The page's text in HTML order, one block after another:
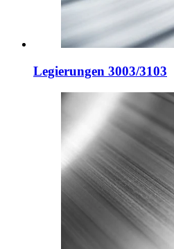
Legierungen 3003/3103